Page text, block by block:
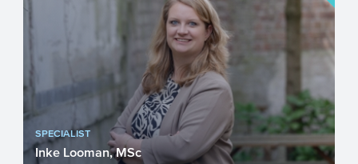
SPECIALIST
Inke Looman, MSc